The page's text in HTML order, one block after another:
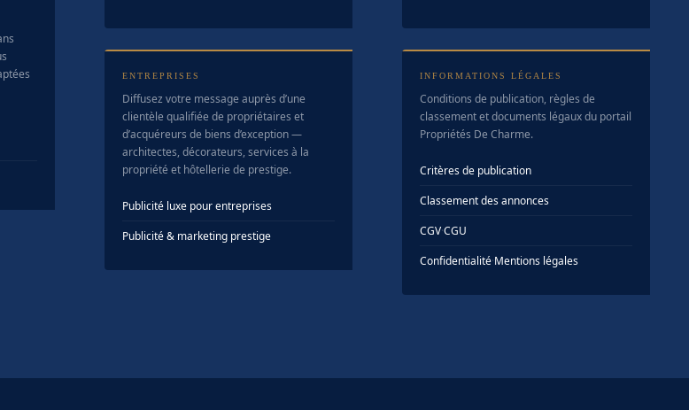
ENTREPRISES
Diffusez votre message auprès d’une
clientèle qualifiée de propriétaires et
d’acquéreurs de biens d’exception —
architectes, décorateurs, services à la
propriété et hôtellerie de prestige.
Publicité luxe pour entreprises
Publicité & marketing prestige
INFORMATIONS LÉGALES
Conditions de publication, règles de
classement et documents légaux du portail
Propriétés De Charme.
Critères de publication
Classement des annonces
CGV·CGU
Confidentialité·Mentions légales